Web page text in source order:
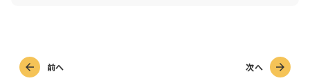
前へ 次へ